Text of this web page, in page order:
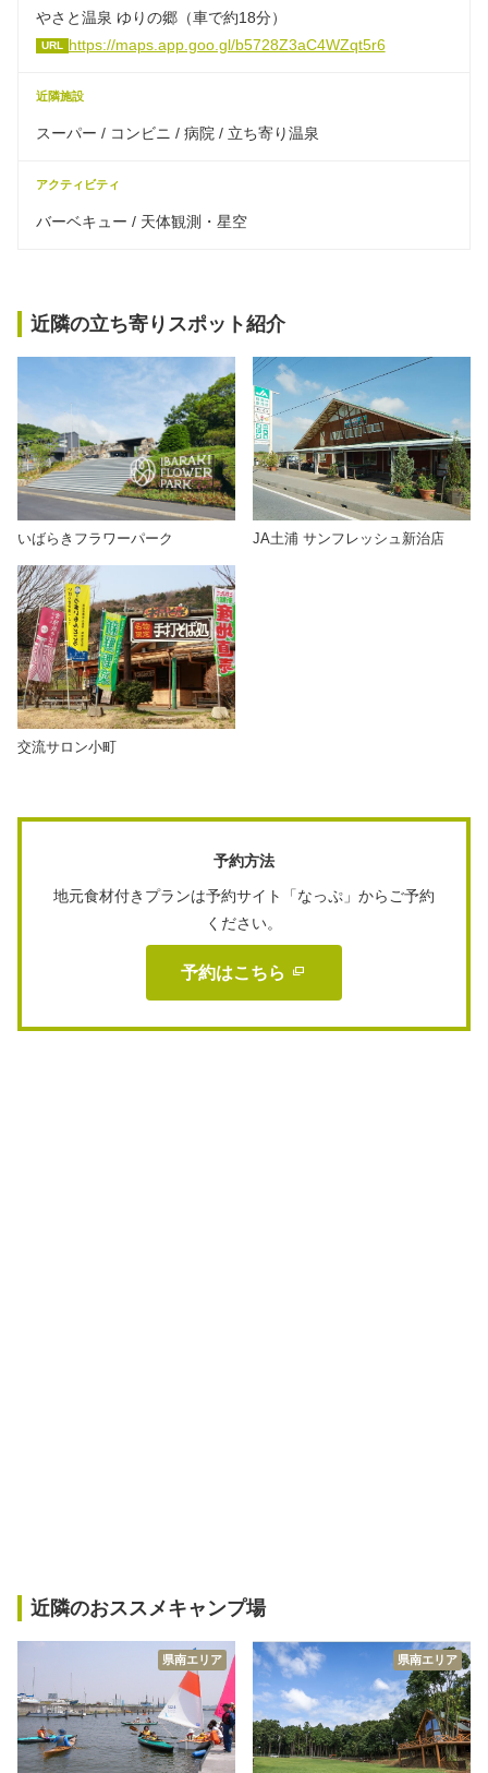
やさと温泉 ゆりの郷（車で約18分）
URL https://maps.app.goo.gl/b5728Z3aC4WZqt5r6
近隣施設
スーパー / コンビニ / 病院 / 立ち寄り温泉
アクティビティ
バーベキュー / 天体観測・星空
近隣の立ち寄りスポット紹介
いばらきフラワーパーク JA土浦 サンフレッシュ新治店
交流サロン小町
予約方法
地元食材付きプランは予約サイト「なっぷ」からご予約
ください。
予約はこちら
近隣のおススメキャンプ場
県南エリア 県南エリア